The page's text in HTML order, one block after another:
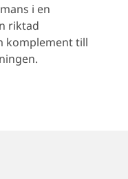
i en
riktad
komplement till